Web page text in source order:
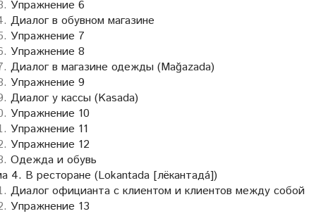
Упражнение 6
Диалог в обувном магазине
Упражнение 7
Упражнение 8
Диалог в магазине одежды (Mağazada)
Упражнение 9
Диалог у кассы (Kasada)
Упражнение 10
Упражнение 11
Упражнение 12
Одежда и обувь
4. В ресторане (Lokantada [лёкантадá])
Диалог официанта с клиентом и клиентов между собой
Упражнение 13